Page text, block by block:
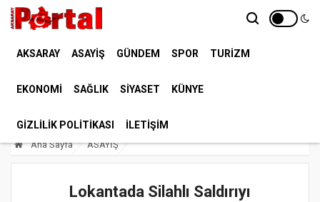
AKSARAY ASAYİŞ GÜNDEM SPOR TURİZM
EKONOMİ SAĞLIK SİYASET KÜNYE
GIZLILIK POLITIKASI İLETİŞİM
Foto Galeri Web TV Yazarlar
Anketler
Geri
Ana Sayfa ASAYİŞ
Lokantada Silahlı Saldırıyı